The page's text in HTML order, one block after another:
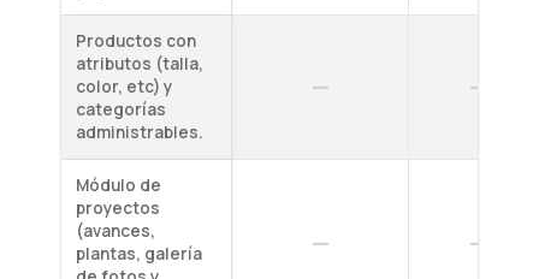
Productos con
atributos (talla,
color, etc) y
categorías
administrables.
— —
Módulo de
proyectos
(avances,
plantas, galería
— —